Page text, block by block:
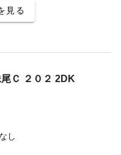
見る
Ｃ ２０２ 2DK
なし